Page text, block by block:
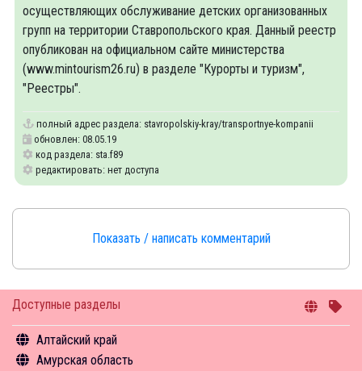
Доступные разделы
Алтайский край
Общая информация
Амурская область
осуществляющих обслуживание детских организованных
групп на территории Ставропольского края. Данный реестр
опубликован на официальном сайте министерства
(www.mintourism26.ru) в разделе "Курорты и туризм",
"Реестры".
полный адрес раздела: stavropolskiy-kray/transportnye-kompanii
обновлен: 08.05.19
код раздела: sta.f89
редактировать: нет доступа
Показать / написать комментарий